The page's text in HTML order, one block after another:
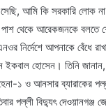
আমি কি সরকারি লোক
পাশ থেকে আরেকজনকে বলতে
নির্দেশে আপনাকে বেঁধে
ইকবাল হোসেন। তিনি
১ ও আনসার ব্যারাকের
পল্লী বিদ্যুৎ